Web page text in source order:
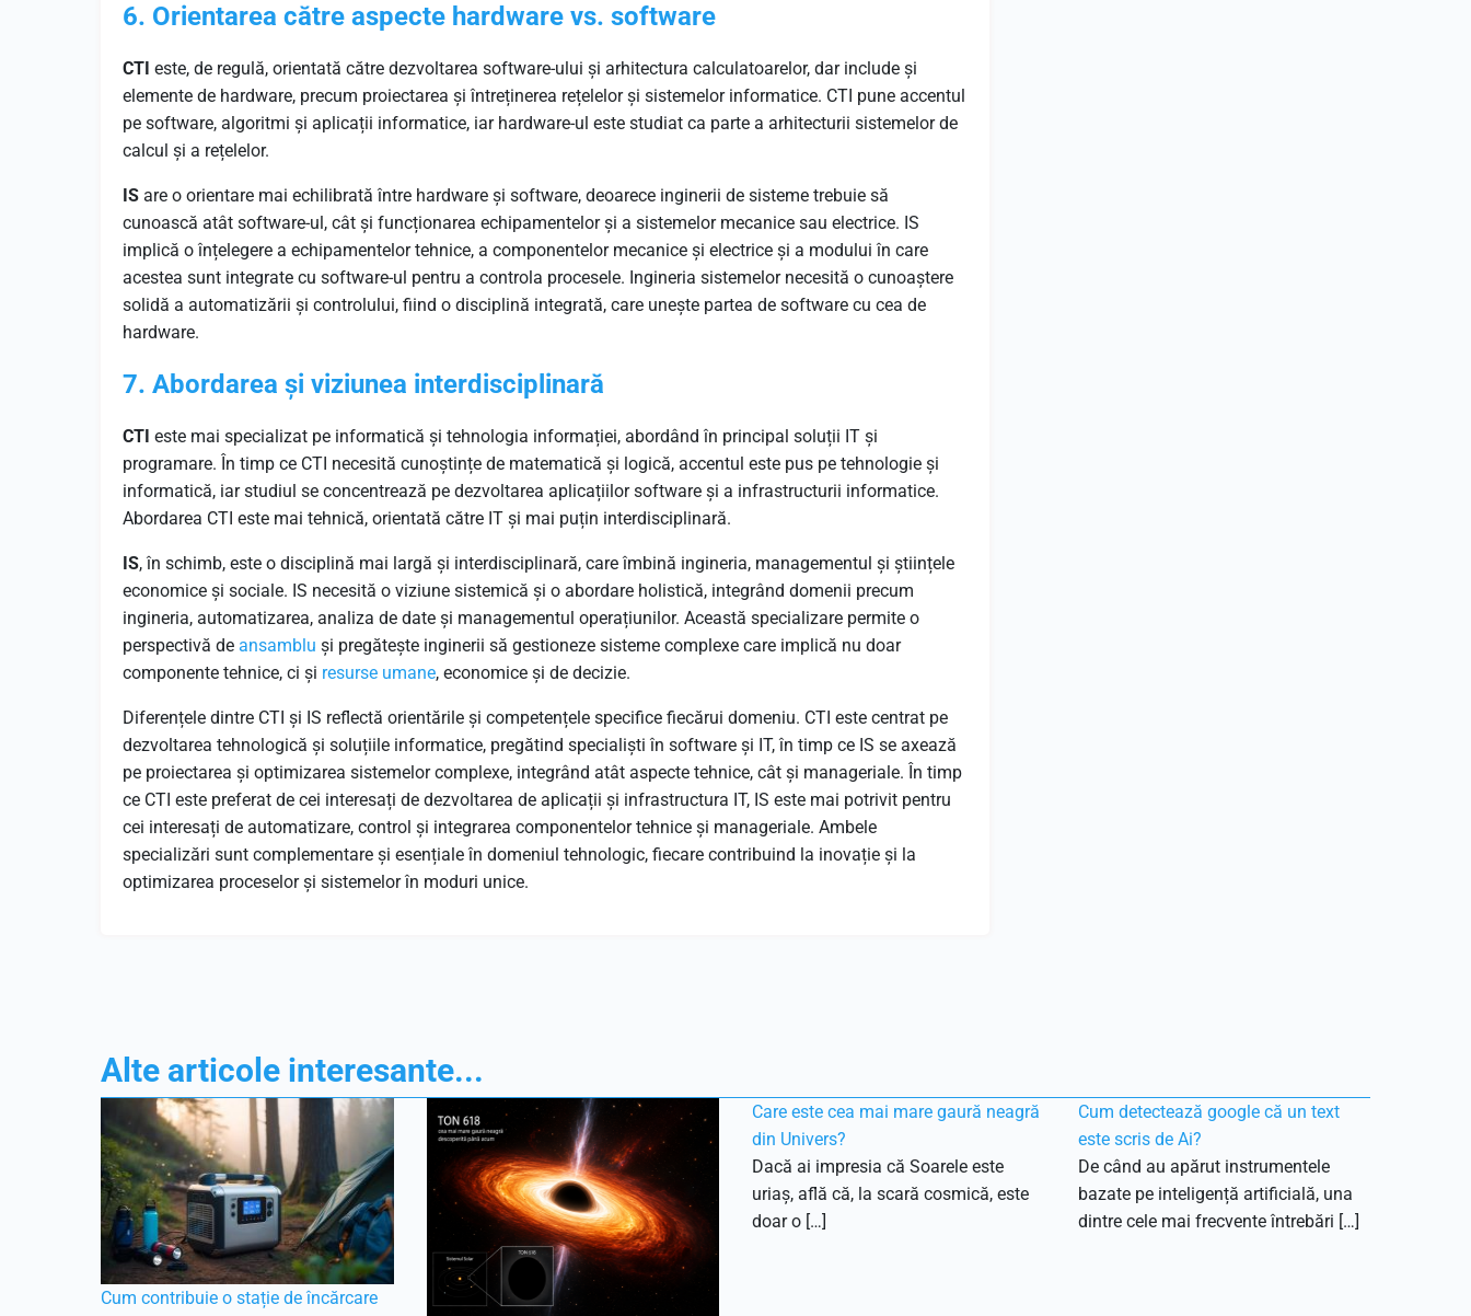
6. Orientarea către aspecte hardware vs. software
CTI este, de regulă, orientată către dezvoltarea software-ului și arhitectura calculatoarelor, dar include și
elemente de hardware, precum proiectarea și întreținerea rețelelor și sistemelor informatice. CTI pune accentul
pe software, algoritmi și aplicații informatice, iar hardware-ul este studiat ca parte a arhitecturii sistemelor de
calcul și a rețelelor.
IS are o orientare mai echilibrată între hardware și software, deoarece inginerii de sisteme trebuie să
cunoască atât software-ul, cât și funcționarea echipamentelor și a sistemelor mecanice sau electrice. IS
implică o înțelegere a echipamentelor tehnice, a componentelor mecanice și electrice și a modului în care
acestea sunt integrate cu software-ul pentru a controla procesele. Ingineria sistemelor necesită o cunoaștere
solidă a automatizării și controlului, fiind o disciplină integrată, care unește partea de software cu cea de
hardware.
7. Abordarea și viziunea interdisciplinară
CTI este mai specializat pe informatică și tehnologia informației, abordând în principal soluții IT și
programare. În timp ce CTI necesită cunoștințe de matematică și logică, accentul este pus pe tehnologie și
informatică, iar studiul se concentrează pe dezvoltarea aplicațiilor software și a infrastructurii informatice.
Abordarea CTI este mai tehnică, orientată către IT și mai puțin interdisciplinară.
IS, în schimb, este o disciplină mai largă și interdisciplinară, care îmbină ingineria, managementul și științele
economice și sociale. IS necesită o viziune sistemică și o abordare holistică, integrând domenii precum
ingineria, automatizarea, analiza de date și managementul operațiunilor. Această specializare permite o
perspectivă de ansamblu și pregătește inginerii să gestioneze sisteme complexe care implică nu doar
componente tehnice, ci și resurse umane, economice și de decizie.
Diferențele dintre CTI și IS reflectă orientările și competențele specifice fiecărui domeniu. CTI este centrat pe
dezvoltarea tehnologică și soluțiile informatice, pregătind specialiști în software și IT, în timp ce IS se axează
pe proiectarea și optimizarea sistemelor complexe, integrând atât aspecte tehnice, cât și manageriale. În timp
ce CTI este preferat de cei interesați de dezvoltarea de aplicații și infrastructura IT, IS este mai potrivit pentru
cei interesați de automatizare, control și integrarea componentelor tehnice și manageriale. Ambele
specializări sunt complementare și esențiale în domeniul tehnologic, fiecare contribuind la inovație și la
optimizarea proceselor și sistemelor în moduri unice.
Alte articole interesante...
Cum contribuie o stație de încărcare
Care este cea mai mare gaură neagră
din Univers?
Dacă ai impresia că Soarele este
uriaș, află că, la scară cosmică, este
doar o […]
Cum detectează google că un text
este scris de Ai?
De când au apărut instrumentele
bazate pe inteligență artificială, una
dintre cele mai frecvente întrebări […]